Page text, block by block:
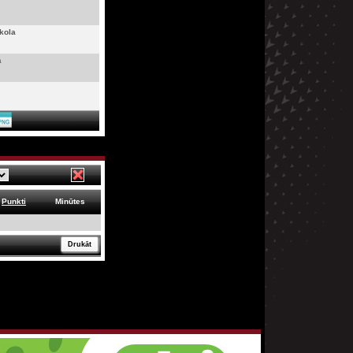
Punkti Minūtes
Drukāt